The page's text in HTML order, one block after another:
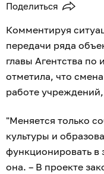
Поделиться
Комментируя
передачи ряда
главы Агентства
отметила, что
работе
"Меняется только
культуры и
функционировать в
она. – В проекте